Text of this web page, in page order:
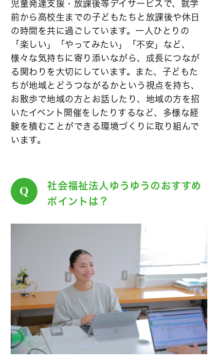
児童発達支援・放課後等デイサービスで、就学
前から高校生までの子どもたちと放課後や休日
の時間を共に過ごしています。一人ひとりの
「楽しい」「やってみたい」「不安」など、
様々な気持ちに寄り添いながら、成長につなが
る関わりを大切にしています。また、子どもた
ちが地域とどうつながるかという視点を持ち、
お散歩で地域の方とお話したり、地域の方を招
いたイベント開催をしたりするなど、多様な経
験を積むことができる環境づくりに取り組んで
います。
Q
社会福祉法人ゆうゆうのおすすめ
ポイントは？